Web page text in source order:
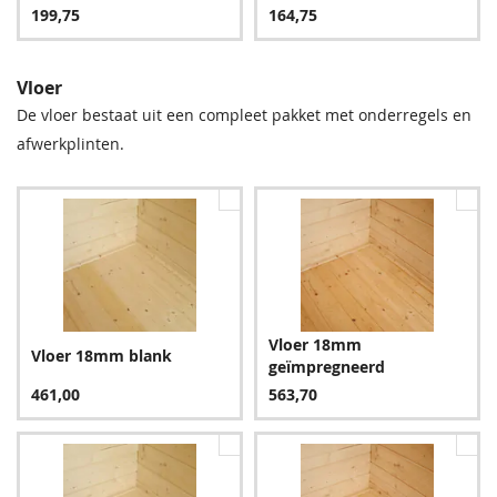
198,00
Blauw
234,00
199,75
164,75
Vloer
De vloer bestaat uit een compleet pakket met onderregels en
afwerkplinten.
Vloer 18mm blank
461,00
Vloer 18mm
geïmpregneerd
563,70